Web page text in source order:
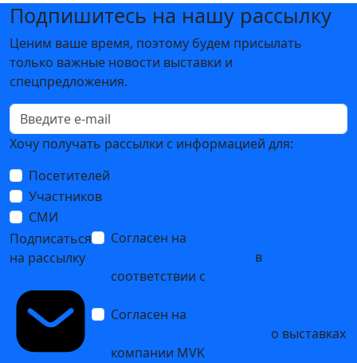
Подпишитесь на нашу рассылку
Ценим ваше время, поэтому будем присылать
только важные новости выставки и
спецпредложения.
Хочу получать рассылки с информацией для:
Посетителей
Участников
СМИ
Подписаться
на рассылку
Согласен на
в
соответствии с
Согласен на
о выставках
компании MVK